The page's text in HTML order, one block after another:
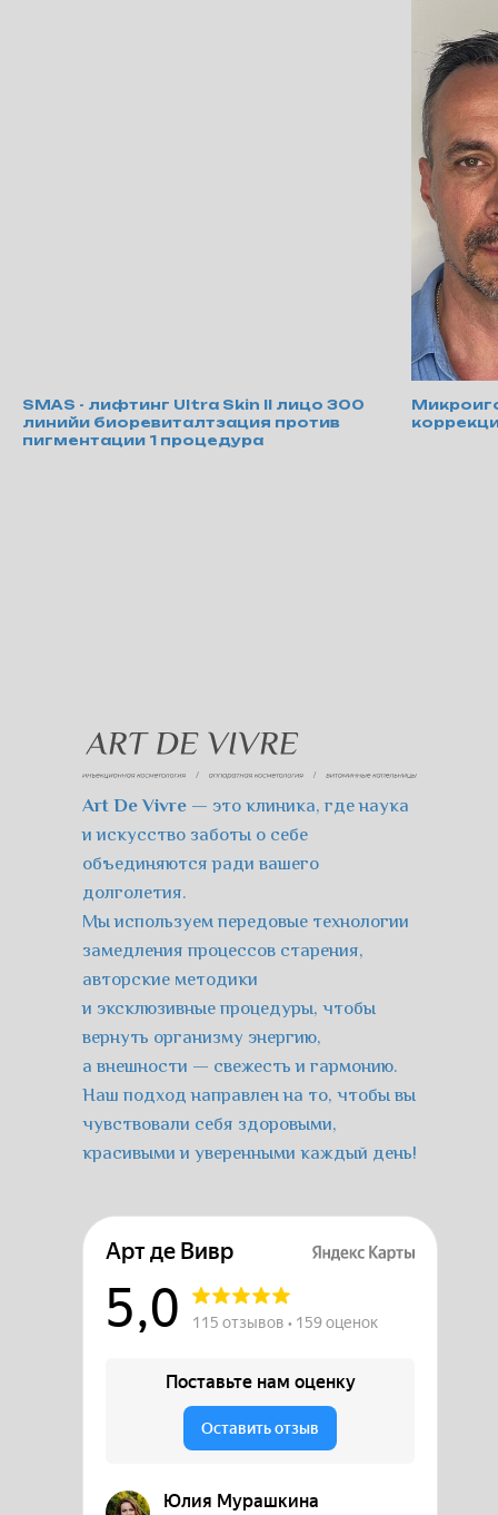
SMAS - лифтинг Ultra Skin II лицо 300
линийи биоревиталтзация против
пигментации 1 процедура
Art De Vivre— это клиника, где наука
и искусство заботы о себе
объединяются ради вашего
долголетия.
Мы используем передовые технологии
замедления процессов старения,
авторские методики
и эксклюзивные процедуры, чтобы
вернуть организму энергию,
а внешности — свежесть и гармонию.
Наш подход направлен на то, чтобы вы
чувствовали себя здоровыми,
красивыми и уверенными каждый день!